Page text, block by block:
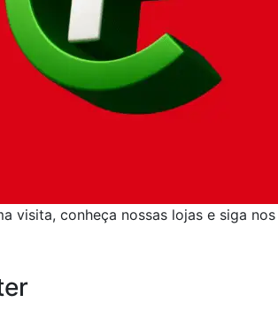
visita, conheça nossas lojas e siga